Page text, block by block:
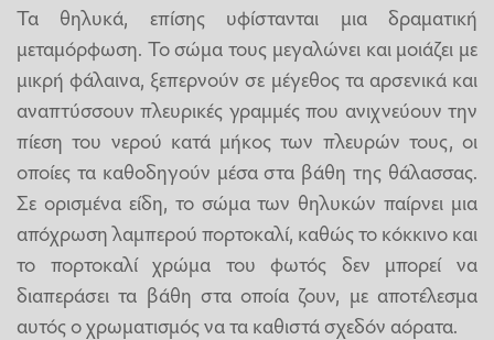
Τα θηλυκά, επίσης υφίστανται μια δραματική
μεταμόρφωση. Το σώμα τους μεγαλώνει και μοιάζει με
μικρή φάλαινα, ξεπερνούν σε μέγεθος τα αρσενικά και
αναπτύσσουν πλευρικές γραμμές που ανιχνεύουν την
πίεση του νερού κατά μήκος των πλευρών τους, οι
οποίες τα καθοδηγούν μέσα στα βάθη της θάλασσας.
Σε ορισμένα είδη, το σώμα των θηλυκών παίρνει μια
απόχρωση λαμπερού πορτοκαλί, καθώς το κόκκινο και
το πορτοκαλί χρώμα του φωτός δεν μπορεί να
διαπεράσει τα βάθη στα οποία ζουν, με αποτέλεσμα
αυτός ο χρωματισμός να τα καθιστά σχεδόν αόρατα.